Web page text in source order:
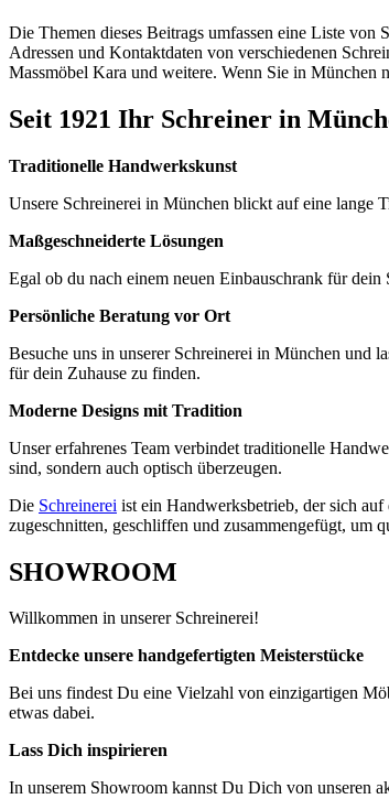
Die Themen dieses Beitrags umfassen eine Liste
Adressen und Kontaktdaten von verschiedenen
Massmöbel Kara und weitere. Wenn Sie in München
Seit 1921 Ihr Schreiner in
Traditionelle Handwerkskunst
Unsere Schreinerei in München blickt auf eine
Maßgeschneiderte Lösungen
Egal ob du nach einem neuen Einbauschrank für
Persönliche Beratung vor Ort
Besuche uns in unserer Schreinerei in München und
für dein Zuhause zu finden.
Moderne Designs mit Tradition
Unser erfahrenes Team verbindet traditionelle
sind, sondern auch optisch überzeugen.
Die Schreinerei ist ein Handwerksbetrieb, der sich
zugeschnitten, geschliffen und zusammengefügt, um
SHOWROOM
Willkommen in unserer Schreinerei!
Entdecke unsere handgefertigten Meisterstücke
Bei uns findest Du eine Vielzahl von einzigartigen
etwas dabei.
Lass Dich inspirieren
In unserem Showroom kannst Du Dich von unseren